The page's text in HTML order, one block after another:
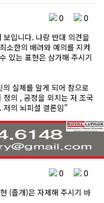
0 0
입니다. 나랑 반대 의견을
소한의 배려와 예의를 지켜
있는 표현은 삼가해 주시기
실체를 알게 되어 참으로
의 , 공정을 외치는 저 조국
저의 뇌피셜 결론임"
0 0
(졸개)은 자제해 주시기 바